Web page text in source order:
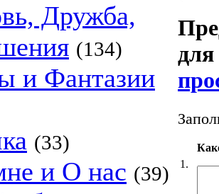
Дружба,
(134)
и Фантазии
(33)
и О нас (39) 1.